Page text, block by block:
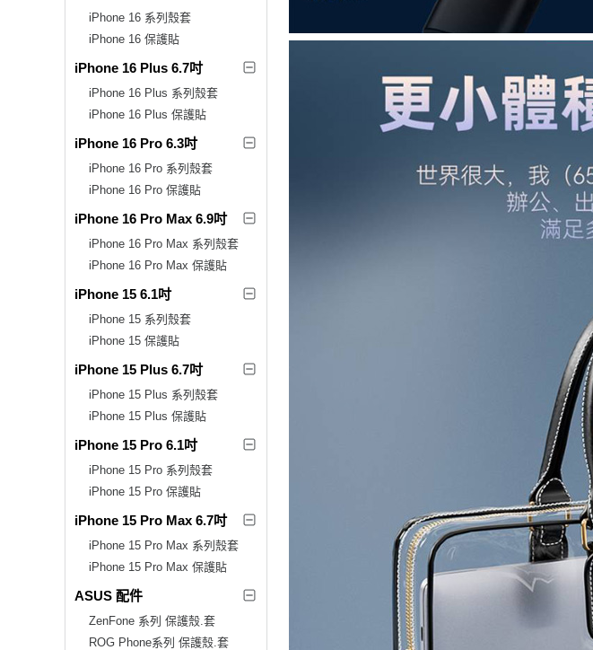
iPhone 16 系列殼套
iPhone 16 保護貼
iPhone 16 Plus 6.7吋
iPhone 16 Plus 系列殼套
iPhone 16 Plus 保護貼
iPhone 16 Pro 6.3吋
iPhone 16 Pro 系列殼套
iPhone 16 Pro 保護貼
iPhone 16 Pro Max 6.9吋
iPhone 16 Pro Max 系列殼套
iPhone 16 Pro Max 保護貼
iPhone 15 6.1吋
iPhone 15 系列殼套
iPhone 15 保護貼
iPhone 15 Plus 6.7吋
iPhone 15 Plus 系列殼套
iPhone 15 Plus 保護貼
iPhone 15 Pro 6.1吋
iPhone 15 Pro 系列殼套
iPhone 15 Pro 保護貼
iPhone 15 Pro Max 6.7吋
iPhone 15 Pro Max 系列殼套
iPhone 15 Pro Max 保護貼
ASUS 配件
ZenFone 系列 保護殼.套
ROG Phone系列 保護殼.套